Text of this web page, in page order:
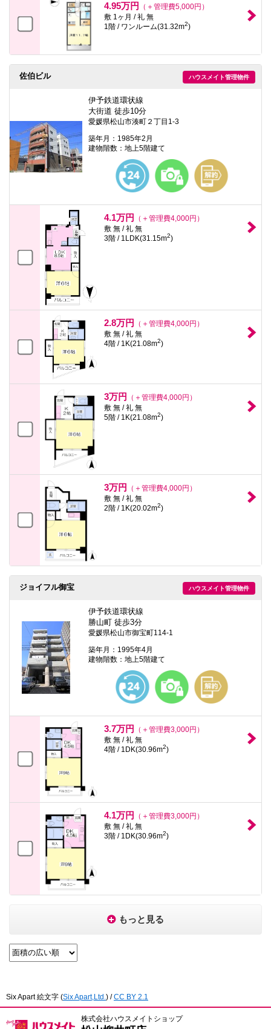
4.95万円
（＋管理費5,000円）
敷 1ヶ月 / 礼 無
1階 / ワンルーム(31.32m2)
ハウスメイト管理物件
佐伯ビル
伊予鉄道環状線
大街道 徒歩10分
愛媛県松山市湊町２丁目1-3
築年月：1985年2月
建物階数：地上5階建て
4.1万円
（＋管理費4,000円）
敷 無 / 礼 無
3階 / 1LDK(31.15m2)
2.8万円
（＋管理費4,000円）
敷 無 / 礼 無
4階 / 1K(21.08m2)
3万円
（＋管理費4,000円）
敷 無 / 礼 無
5階 / 1K(21.08m2)
3万円
（＋管理費4,000円）
敷 無 / 礼 無
2階 / 1K(20.02m2)
ハウスメイト管理物件
ジョイフル御宝
伊予鉄道環状線
勝山町 徒歩3分
愛媛県松山市御宝町114-1
築年月：1995年4月
建物階数：地上5階建て
3.7万円
（＋管理費3,000円）
敷 無 / 礼 無
4階 / 1DK(30.96m2)
4.1万円
（＋管理費3,000円）
敷 無 / 礼 無
3階 / 1DK(30.96m2)
もっと見る
Six Apart 絵文字 (Six Apart,Ltd.) /CC BY 2.1
株式会社ハウスメイトショップ